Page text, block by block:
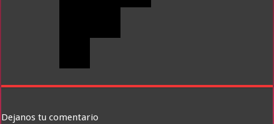
Dejanos tu comentario